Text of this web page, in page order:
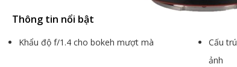
Thông tin nổi bật
Khẩu độ f/1.4 cho bokeh mượt mà
Cấu
ảnh